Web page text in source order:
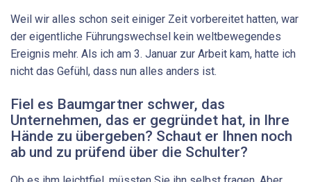
Weil wir alles schon seit einiger Zeit vorbereitet hatten, war
der eigentliche Führungswechsel kein weltbewegendes
Ereignis mehr. Als ich am 3. Januar zur Arbeit kam, hatte ich
nicht das Gefühl, dass nun alles anders ist.
Fiel es Baumgartner schwer, das
Unternehmen, das er gegründet hat, in Ihre
Hände zu übergeben? Schaut er Ihnen noch
ab und zu prüfend über die Schulter?